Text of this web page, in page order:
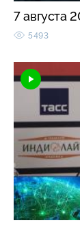
7 августа
5493